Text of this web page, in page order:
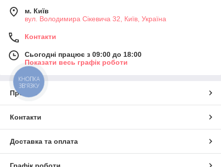
м. Київ
вул. Володимира Сікевича 32, Київ, Україна
Контакти
Сьогодні працює з 09:00 до 18:00
Показати весь графік роботи
Про нас
Контакти
Доставка та оплата
КНОПКА
ЗВ'ЯЗКУ